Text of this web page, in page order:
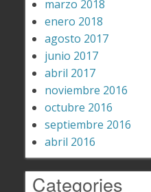
marzo 2018
enero 2018
agosto 2017
junio 2017
abril 2017
noviembre 2016
octubre 2016
septiembre 2016
abril 2016
Categories